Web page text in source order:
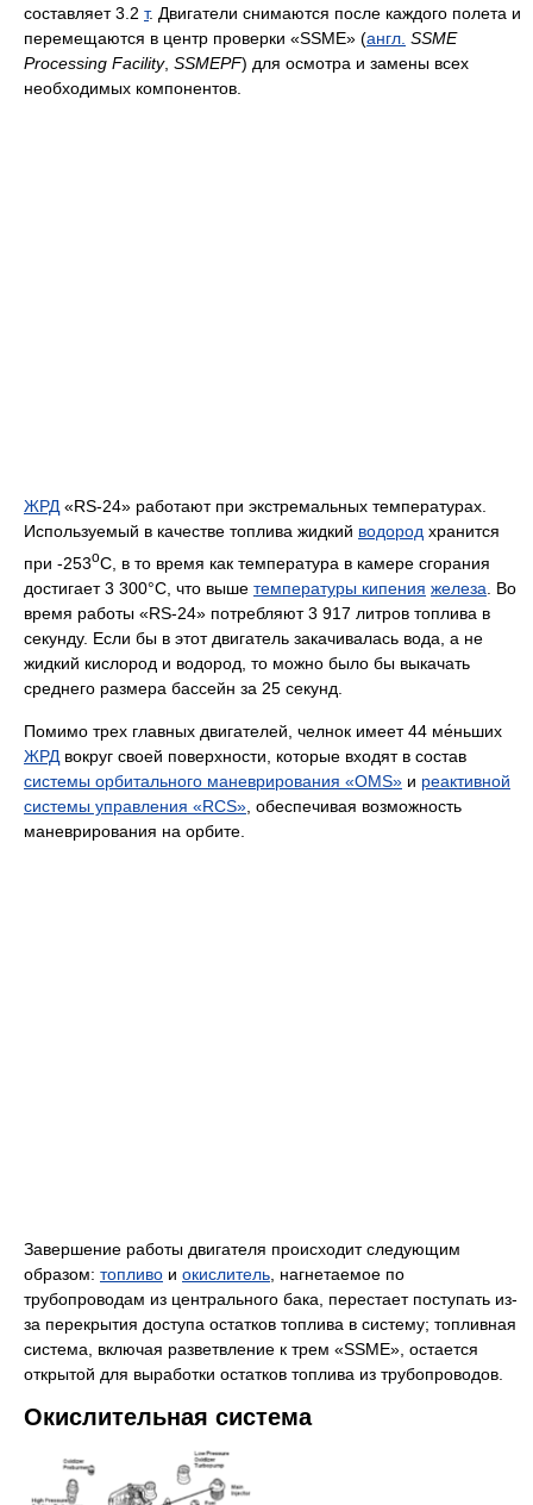
составляет 3.2 т. Двигатели снимаются после каждого полета и
перемещаются в центр проверки «SSME» (англ. SSME
Processing Facility, SSMEPF) для осмотра и замены всех
необходимых компонентов.
ЖРД «RS-24» работают при экстремальных температурах.
Используемый в качестве топлива жидкий водород хранится
при -253oC, в то время как температура в камере сгорания
достигает 3 300°C, что выше температуры кипения железа . Во
время работы «RS-24» потребляют 3 917 литров топлива в
секунду. Если бы в этот двигатель закачивалась вода, а не
жидкий кислород и водород, то можно было бы выкачать
среднего размера бассейн за 25 секунд.
Помимо трех главных двигателей, челнок имеет 44 ме́ньших
ЖРД вокруг своей поверхности, которые входят в состав
системы орбитального маневрирования «OMS» и реактивной
системы управления «RCS» , обеспечивая возможность
маневрирования на орбите.
Завершение работы двигателя происходит следующим
образом: топливо и окислитель , нагнетаемое по
трубопроводам из центрального бака, перестает поступать из-
за перекрытия доступа остатков топлива в систему; топливная
система, включая разветвление к трем «SSME», остается
открытой для выработки остатков топлива из трубопроводов.
Окислительная система